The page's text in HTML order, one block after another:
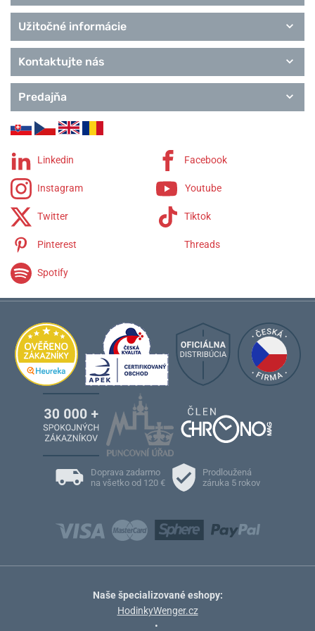
Užitočné informácie
Kontaktujte nás
Predajňa
Linkedin Facebook
Instagram Youtube
Twitter Tiktok
Pinterest Threads
Spotify
Doprava zadarmo
na všetko od 120 €
Prodloužená
záruka 5 rokov
Naše špecializované eshopy:
HodinkyWenger.cz
•